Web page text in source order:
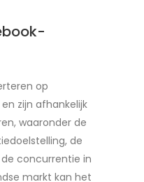
op
zijn afhankelijk
waaronder de
de
concurrentie in
markt kan het